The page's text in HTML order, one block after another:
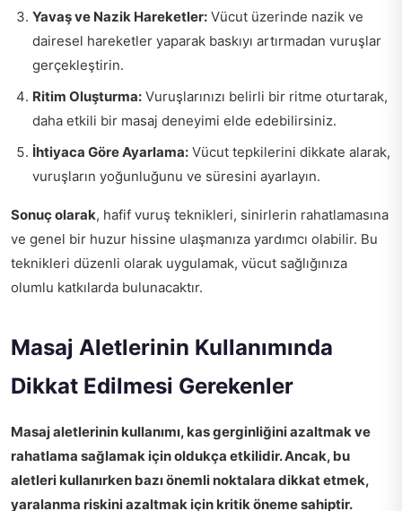
Yavaş ve Nazik Hareketler: Vücut üzerinde nazik ve
dairesel hareketler yaparak baskıyı artırmadan vuruşlar
gerçekleştirin.
Ritim Oluşturma: Vuruşlarınızı belirli bir ritme oturtarak,
daha etkili bir masaj deneyimi elde edebilirsiniz.
İhtiyaca Göre Ayarlama: Vücut tepkilerini dikkate alarak,
vuruşların yoğunluğunu ve süresini ayarlayın.
Sonuç olarak, hafif vuruş teknikleri, sinirlerin rahatlamasına
ve genel bir huzur hissine ulaşmanıza yardımcı olabilir. Bu
teknikleri düzenli olarak uygulamak, vücut sağlığınıza
olumlu katkılarda bulunacaktır.
Masaj Aletlerinin Kullanımında
Dikkat Edilmesi Gerekenler
Masaj aletlerinin kullanımı, kas gerginliğini azaltmak ve
rahatlama sağlamak için oldukça etkilidir. Ancak, bu
aletleri kullanırken bazı önemli noktalara dikkat etmek,
yaralanma riskini azaltmak için kritik öneme sahiptir.